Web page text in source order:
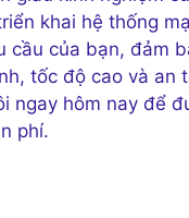
khai hệ thống
cầu của bạn, đảm
tốc độ cao và an
ngay hôm nay để
phí.